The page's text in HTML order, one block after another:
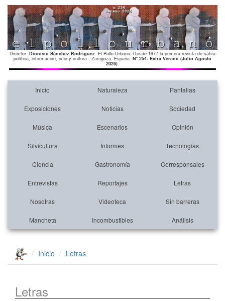
Director: Dionisio Sánchez Rodríguez. El Pollo Urbano. Desde 1977 la primera revista de sátira
política, información, ocio y cultura . Zaragoza. España. Nº 254. Extra Verano (Julio Agosto
2026).
Inicio Naturaleza Pantallas
Exposiciones Noticias Sociedad
Música Escenarios Opinión
Silvicultura Informes Tecnologías
Ciencia Gastronomía Corresponsales
Entrevistas Reportajes Letras
Nosotras Videoteca Sin barreras
Mancheta Incombustibles Análisis
Inicio Letras
Letras